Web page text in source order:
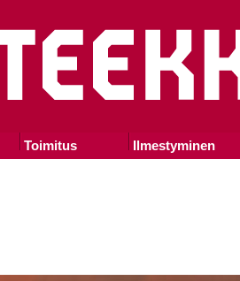
Toimitus Ilmestyminen